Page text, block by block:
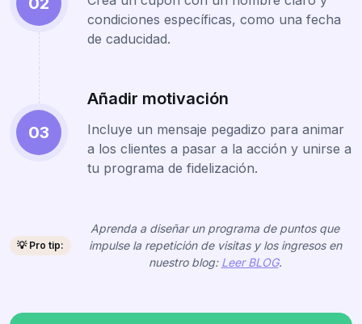
condiciones específicas, como una fecha
de caducidad.
03
Añadir motivación
Incluye un mensaje pegadizo para animar
a los clientes a pasar a la acción y unirse a
tu programa de fidelización.
💡 Pro tip:
Aprenda a diseñar un programa de puntos que
impulse la repetición de visitas y los ingresos en
nuestro blog: Leer BLOG.